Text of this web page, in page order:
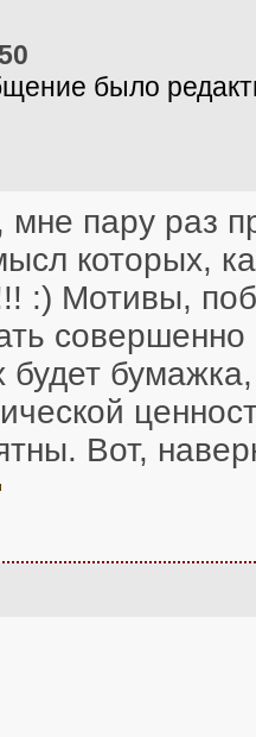
было
пару раз
которых,
:) Мотивы,
будет
Вот,